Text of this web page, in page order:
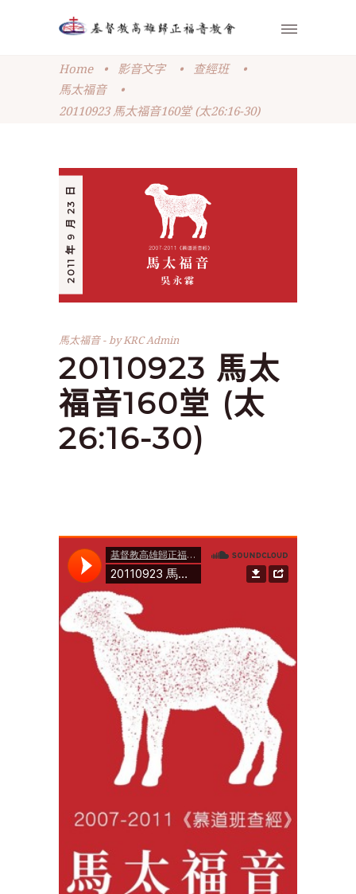
Home • 影音文字 • 查經班
•
馬太福音
•
20110923 馬太福音160堂 (太26:16-30)
2011 年 9 月 23 日
馬太福音 byKRC Admin
20110923 馬太
福音160堂 (太
26:16-30)